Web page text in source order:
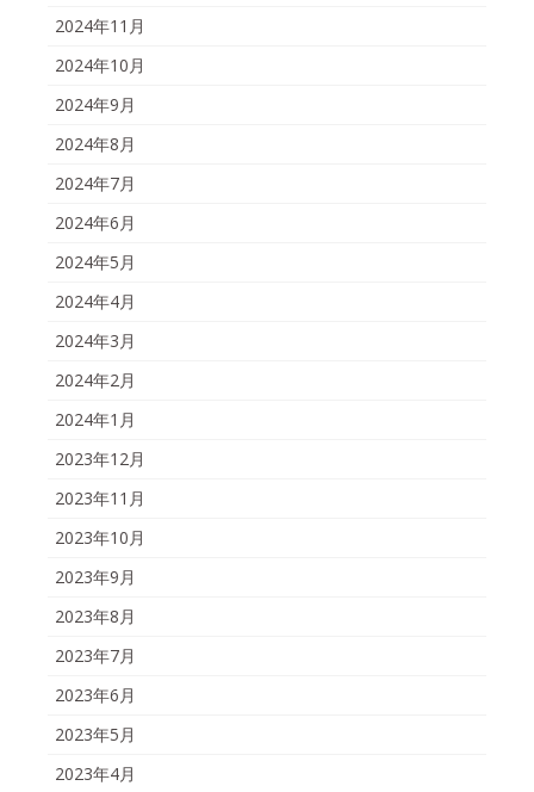
2024年11月
2024年10月
2024年9月
2024年8月
2024年7月
2024年6月
2024年5月
2024年4月
2024年3月
2024年2月
2024年1月
2023年12月
2023年11月
2023年10月
2023年9月
2023年8月
2023年7月
2023年6月
2023年5月
2023年4月